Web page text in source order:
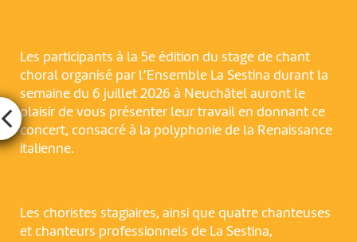
Les participants à la 5e édition du stage de chant
choral organisé par l’Ensemble La Sestina durant la
semaine du 6 juillet 2026 à Neuchâtel auront le
plaisir de vous présenter leur travail en donnant ce
concert, consacré à la polyphonie de la Renaissance
italienne.
Les choristes stagiaires, ainsi que quatre chanteuses
et chanteurs professionnels de La Sestina,